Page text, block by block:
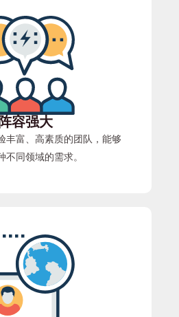
容强大
丰富、高素质的团队，能够
不同领域的需求。